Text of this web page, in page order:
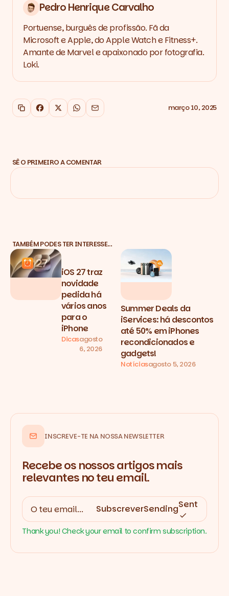
Pedro Henrique Carvalho
Portuense, burguês de profissão. Fã da
Microsoft e Apple, do Apple Watch e Fitness+.
Amante de Marvel e apaixonado por fotografia.
Loki.
Copiar link
Facebook
X WhatsApp
Email março 10, 2025
SÊ O PRIMEIRO A COMENTAR
TAMBÉM PODES TER INTERESSE…
iOS 27 traz
novidade
pedida há
vários anos
para o
iPhone
Dicasagosto
6, 2026
Summer Deals da
iServices: há descontos
até 50% em iPhones
recondicionados e
gadgets!
Notíciasagosto 5, 2026
INSCREVE-TE NA NOSSA NEWSLETTER
Recebe os nossos artigos mais
relevantes no teu email.
SubscreverSendingSent
Thank you! Check your email to confirm subscription.